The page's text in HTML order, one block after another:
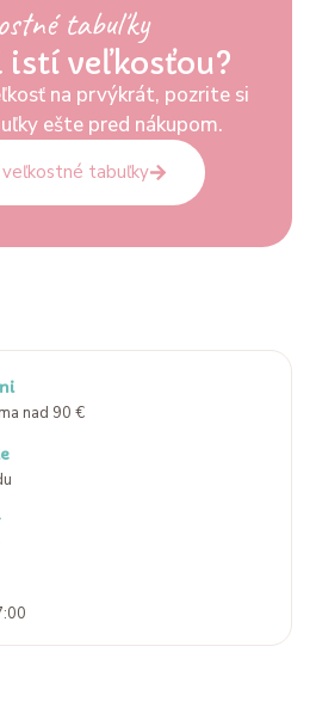
tabuľky
istí veľkosťou?
na prvýkrát, pozrite si
ešte pred nákupom.
veľkostné tabuľky
nad 90 €